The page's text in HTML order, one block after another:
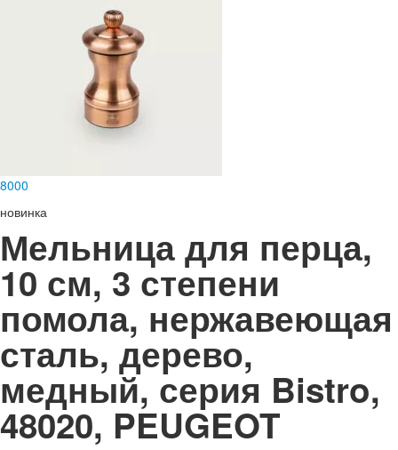
8000
новинка
Мельница для перца,
10 см, 3 степени
помола, нержавеющая
сталь, дерево,
медный, серия Bistro,
48020, PEUGEOT